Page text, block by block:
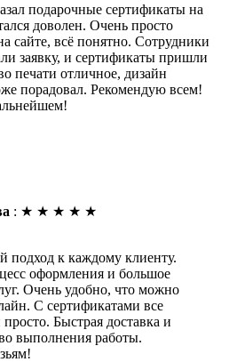
подарочные сертификаты на
доволен. Очень просто
сайте, всё понятно. Сотрудники
заявку, и сертификаты пришли
печати отличное, дизайн
порадовал. Рекомендую всем!
: ★ ★ ★ ★ ★
подход к каждому клиенту.
оформления и большое
Очень удобно, что можно
С сертификатами все
Быстрая доставка и
выполнения работы.